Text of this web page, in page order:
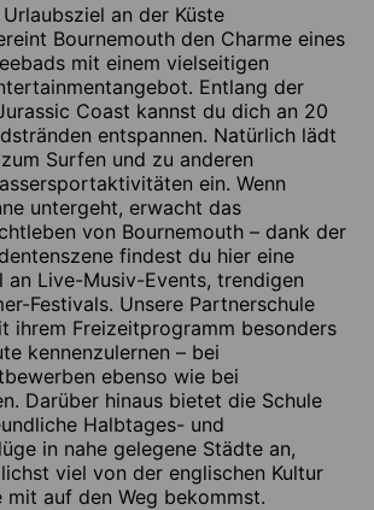
an der Küste
Bournemouth den Charme eines
mit einem vielseitigen
Entlang der
Coast kannst du dich an 20
entspannen. Natürlich lädt
Surfen und zu anderen
ein. Wenn
untergeht, erwacht das
von Bournemouth – dank der
findest du hier eine
an Live-Musiv-Events, trendigen
Festivals. Unsere Partnerschule
ihrem Freizeitprogramm besonders
kennenzulernen – bei
ebenso wie bei
Darüber hinaus bietet die Schule
Halbtages- und
in nahe gelegene Städte an,
viel von der englischen Kultur
mit auf den Weg bekommst.